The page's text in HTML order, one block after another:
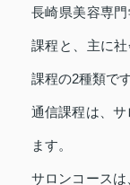
長崎県美容専
課程と、主に
課程の2種類です
通信課程は、
ます。
サロンコース